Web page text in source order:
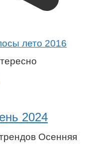
лето 2016
2024
Осенняя